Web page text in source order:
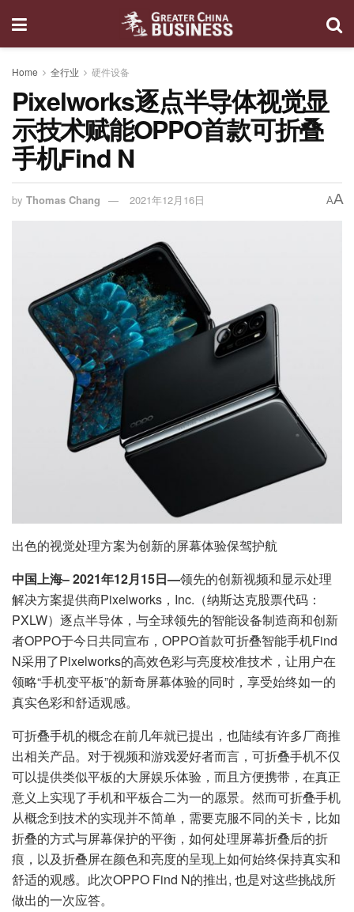
Home 全行业 硬件设备
Pixelworks逐点半导体视觉显
示技术赋能OPPO首款可折叠
手机Find N
by Thomas Chang 2021年12月16日 AA
出色的视觉处理方案为创新的屏幕体验保驾护航
中国上海– 2021年12月15日—领先的创新视频和显示处理
解决方案提供商Pixelworks，Inc.（纳斯达克股票代码：
PXLW）逐点半导体，与全球领先的智能设备制造商和创新
者OPPO于今日共同宣布，OPPO首款可折叠智能手机Find
N采用了Pixelworks的高效色彩与亮度校准技术，让用户在
领略“手机变平板”的新奇屏幕体验的同时，享受始终如一的
真实色彩和舒适观感。
可折叠手机的概念在前几年就已提出，也陆续有许多厂商推
出相关产品。对于视频和游戏爱好者而言，可折叠手机不仅
可以提供类似平板的大屏娱乐体验，而且方便携带，在真正
意义上实现了手机和平板合二为一的愿景。然而可折叠手机
从概念到技术的实现并不简单，需要克服不同的关卡，比如
折叠的方式与屏幕保护的平衡，如何处理屏幕折叠后的折
痕，以及折叠屏在颜色和亮度的呈现上如何始终保持真实和
舒适的观感。此次OPPO Find N的推出, 也是对这些挑战所
做出的一次应答。